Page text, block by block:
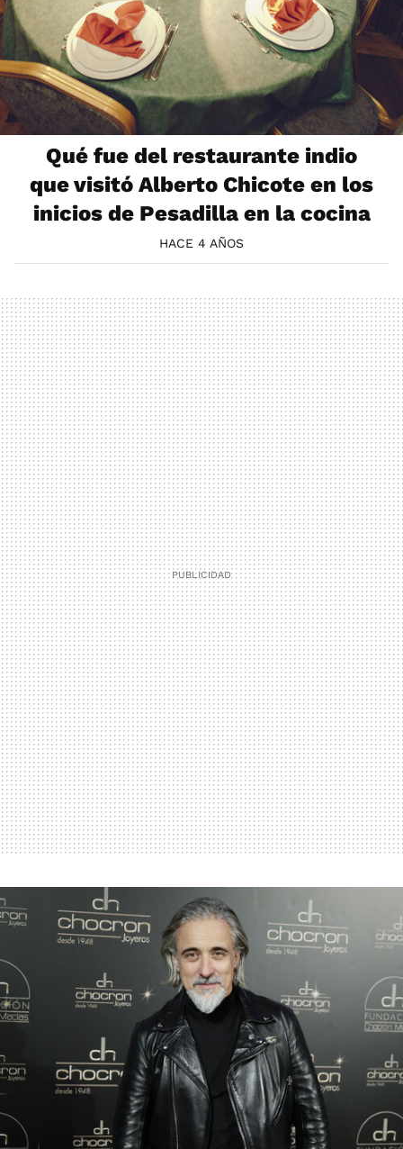
Qué fue del restaurante indio
que visitó Alberto Chicote en los
inicios de Pesadilla en la cocina
HACE 4 AÑOS